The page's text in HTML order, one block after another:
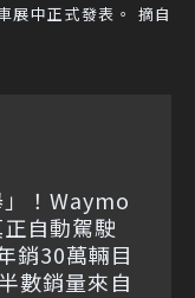
展中正式發表。 摘自
！Waymo
自動駕駛
銷30萬輛目
數銷量來自